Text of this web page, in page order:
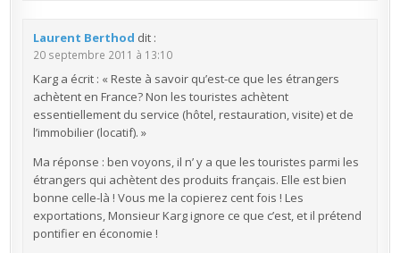
Laurent Berthod dit :
20 septembre 2011 à 13:10
Karg a écrit : « Reste à savoir qu’est-ce que les étrangers
achètent en France? Non les touristes achètent
essentiellement du service (hôtel, restauration, visite) et de
l’immobilier (locatif). »
Ma réponse : ben voyons, il n’ y a que les touristes parmi les
étrangers qui achètent des produits français. Elle est bien
bonne celle-là ! Vous me la copierez cent fois ! Les
exportations, Monsieur Karg ignore ce que c’est, et il prétend
pontifier en économie !